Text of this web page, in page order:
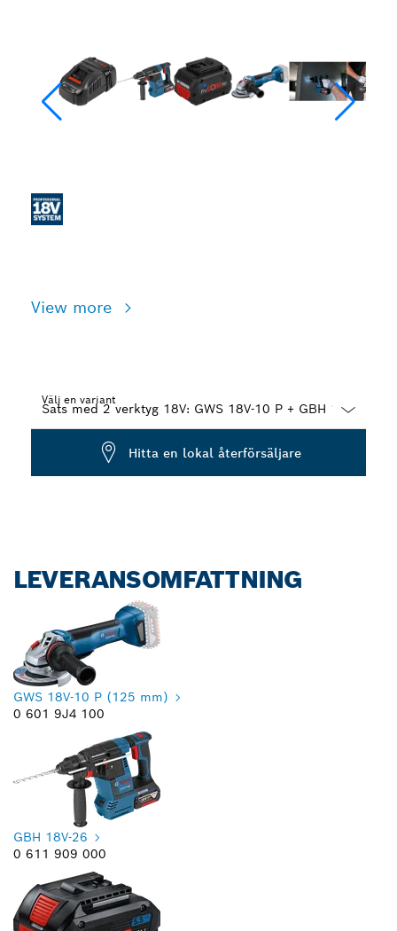
View more
Välj en variant
Hitta en lokal återförsäljare
LEVERANSOMFATTNING
GWS 18V-10 P (125 mm)
0 601 9J4 100
GBH 18V-26
0 611 909 000